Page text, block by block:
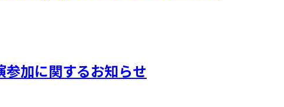
加に関するお知らせ